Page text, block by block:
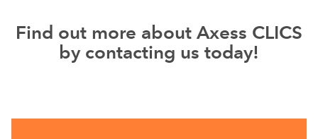
Find out more about Axess CLICS
by contacting us today!